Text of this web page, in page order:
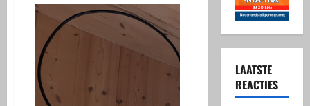
LAATSTE
REACTIES